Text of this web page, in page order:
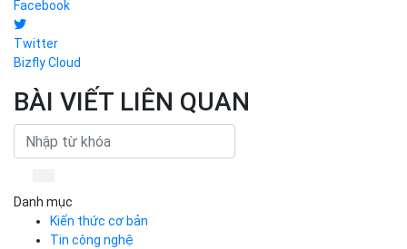
Facebook
Twitter
Bizfly Cloud
BÀI VIẾT LIÊN QUAN
Danh mục
Kiến thức cơ bản
Tin công nghệ